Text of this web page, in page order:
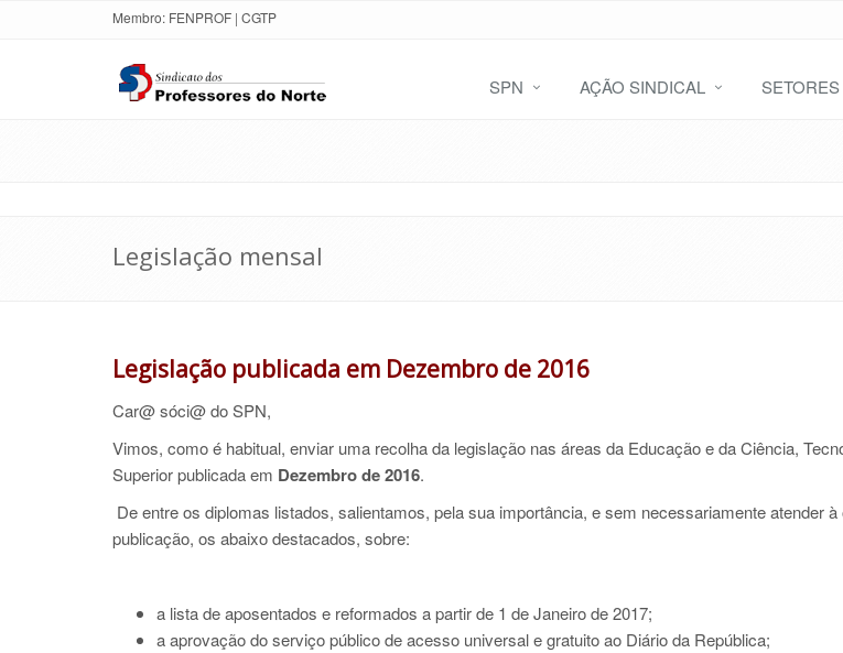
Membro: FENPROF | CGTP
SPN AÇÃO SINDICAL SETORES
Legislação mensal
Legislação publicada em Dezembro de 2016
Car@ sóci@ do SPN,
Vimos, como é habitual, enviar uma recolha da legislação nas áreas da Educação e da Ciência,
Superiorpublicada em Dezembro de 2016.
De entre os diplomas listados, salientamos, pela sua importância, e sem necessariamente atender
publicação, os abaixo destacados, sobre:
a lista de aposentados e reformados a partir de 1 de Janeiro de 2017;
a aprovação do serviço público de acesso universal e gratuito ao Diário da República;